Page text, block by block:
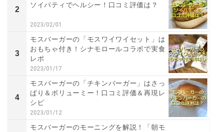
2
ソイパティでヘルシー！口コミ評価は？
2023/02/01
3
モスバーガーの「モスワイワイセット」は
おもちゃ付き！シナモロールコラボで実食
レポ
2023/01/17
4
モスバーガーの「チキンバーガー」はさっ
ぱり＆ボリューミー！口コミ評価＆再現レ
シピ
2023/01/12
モスバーガーのモーニングを解説！「朝モ